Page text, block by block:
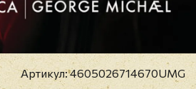
Артикул:4605026714670UMG